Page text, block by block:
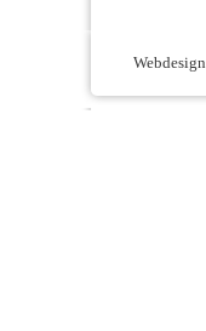
Webdesign